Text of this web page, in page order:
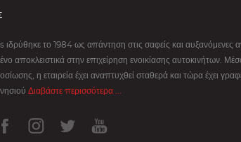
το 1984 ως απάντηση στις σαφείς και αυξανόμενες
αποκλειστικά στην επιχείρηση ενοικίασης αυτοκινήτων.
η εταιρεία έχει αναπτυχθεί σταθερά και τώρα έχει
Διαβάστε περισσότερα ...